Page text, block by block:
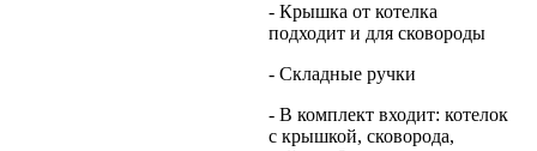
- Крышка от котелка
подходит и для сковороды
- Складные ручки
- В комплект входит: котелок
с крышкой, сковорода,